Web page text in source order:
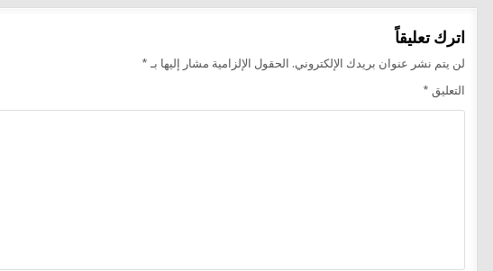
اترك تعليقاً
لن يتم نشر عنوان بريدك الإلكتروني. الحقول الإلزامية مشار إليها بـ *
التعليق *